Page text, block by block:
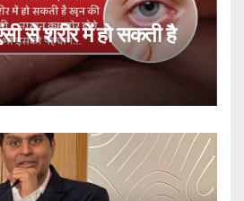
से शरीर में हो सकती है